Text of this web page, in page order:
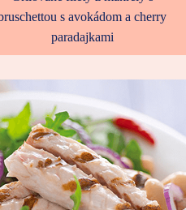
s avokádom a cherry
paradajkami